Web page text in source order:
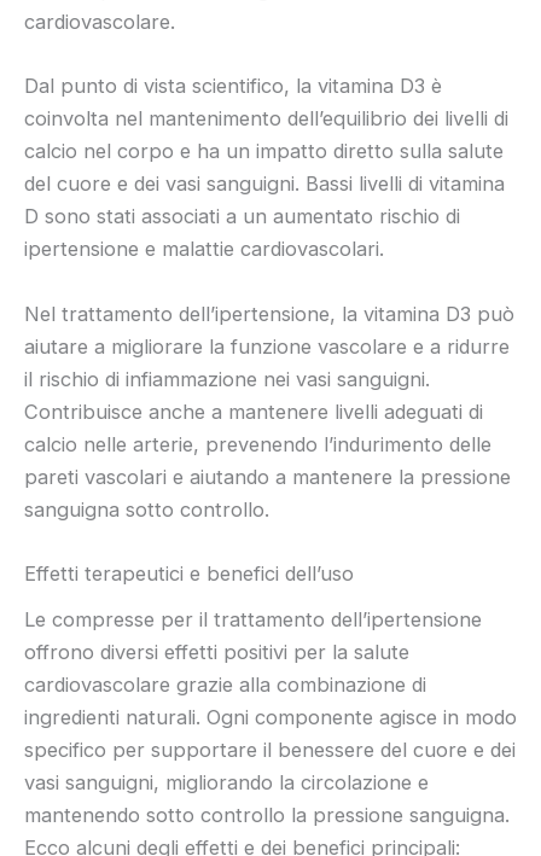
cardiovascolare.
Dal punto di vista scientifico, la vitamina D3 è
coinvolta nel mantenimento dell’equilibrio dei livelli di
calcio nel corpo e ha un impatto diretto sulla salute
del cuore e dei vasi sanguigni. Bassi livelli di vitamina
D sono stati associati a un aumentato rischio di
ipertensione e malattie cardiovascolari.
Nel trattamento dell’ipertensione, la vitamina D3 può
aiutare a migliorare la funzione vascolare e a ridurre
il rischio di infiammazione nei vasi sanguigni.
Contribuisce anche a mantenere livelli adeguati di
calcio nelle arterie, prevenendo l’indurimento delle
pareti vascolari e aiutando a mantenere la pressione
sanguigna sotto controllo.
Effetti terapeutici e benefici dell’uso
Le compresse per il trattamento dell’ipertensione
offrono diversi effetti positivi per la salute
cardiovascolare grazie alla combinazione di
ingredienti naturali. Ogni componente agisce in modo
specifico per supportare il benessere del cuore e dei
vasi sanguigni, migliorando la circolazione e
mantenendo sotto controllo la pressione sanguigna.
Ecco alcuni degli effetti e dei benefici principali: